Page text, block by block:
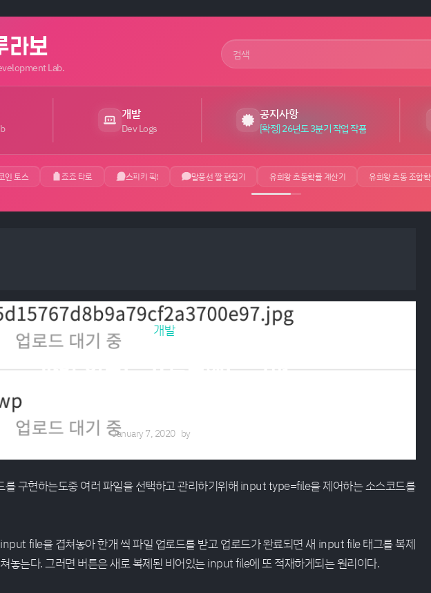
라보
Lab. 사이트 검색어
개발
Dev Logs
공지사항
[확정] 26년도 3분기 작업 작품
인 토스 죠죠 타로 스피키 픽! 말풍선 짤 편집기 유희왕 초동확률 계산기 유희왕 초동 조합
개발
파일 업로드 프론트엔드 구현
January 7, 2020 by
를 구현하는도중 여러 파일을 선택하고 관리하기위해 input type=file을 제어하는 소스코드를
file을 겹쳐놓아 한개 씩 파일 업로드를 받고 업로드가 완료되면 새 input file 태그를 복제
놓는다. 그러면 버튼은 새로 복제된 비어있는 input file에 또 적재하게되는 원리이다.